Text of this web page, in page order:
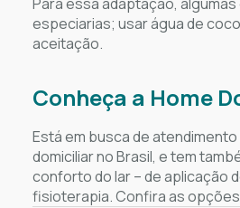
especiarias; usar água de
aceitação.
Conheça a Home
Está em busca de
domiciliar no Brasil, e tem
conforto do lar – de aplicação
fisioterapia. Confira as